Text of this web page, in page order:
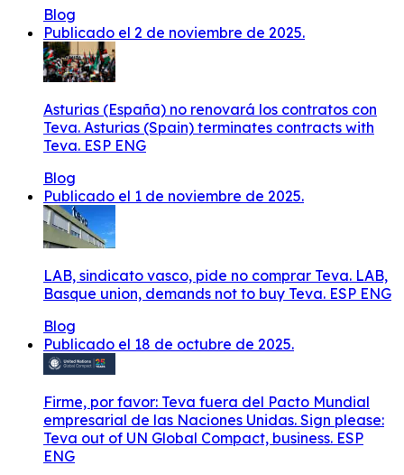
Blog
Publicado el 2 de noviembre de 2025.
Asturias (España) no renovará los contratos con
Teva. Asturias (Spain) terminates contracts with
Teva. ESP ENG
Blog
Publicado el 1 de noviembre de 2025.
LAB, sindicato vasco, pide no comprar Teva. LAB,
Basque union, demands not to buy Teva. ESP ENG
Blog
Publicado el 18 de octubre de 2025.
Firme, por favor: Teva fuera del Pacto Mundial
empresarial de las Naciones Unidas. Sign please:
Teva out of UN Global Compact, business. ESP
ENG